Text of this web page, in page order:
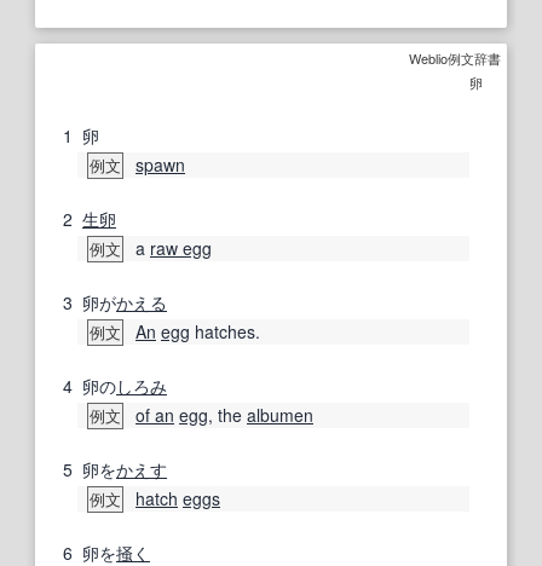
Weblio例文辞書
卵
1 卵
例文 spawn
2 生卵
例文 a raw egg
3 卵がかえる
例文 An egg hatches.
4 卵のしろみ
例文 of an egg, the albumen
5 卵をかえす
例文 hatch eggs
6 卵を掻く